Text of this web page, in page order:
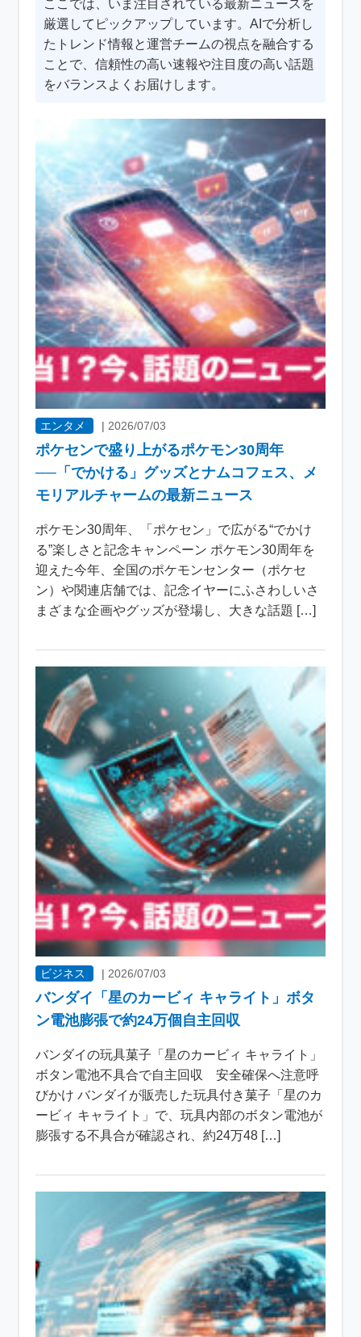
ここでは、いま注目されている最新ニュースを
厳選してピックアップしています。AIで分析し
たトレンド情報と運営チームの視点を融合する
ことで、信頼性の高い速報や注目度の高い話題
をバランスよくお届けします。
エンタメ | 2026/07/03
ポケセンで盛り上がるポケモン30周年
──「でかける」グッズとナムコフェス、メ
モリアルチャームの最新ニュース
ポケモン30周年、「ポケセン」で広がる“でかけ
る”楽しさと記念キャンペーン ポケモン30周年を
迎えた今年、全国のポケモンセンター（ポケセ
ン）や関連店舗では、記念イヤーにふさわしいさ
まざまな企画やグッズが登場し、大きな話題 […]
ビジネス |2026/07/03
バンダイ「星のカービィ キャライト」ボタ
ン電池膨張で約24万個自主回収
バンダイの玩具菓子「星のカービィ キャライト」
ボタン電池不具合で自主回収 安全確保へ注意呼
びかけ バンダイが販売した玩具付き菓子「星のカ
ービィ キャライト」で、玩具内部のボタン電池が
膨張する不具合が確認され、約24万48 […]